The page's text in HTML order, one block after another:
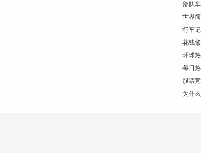
部队
世界
行车
花钱
环球
每日
股票
为什